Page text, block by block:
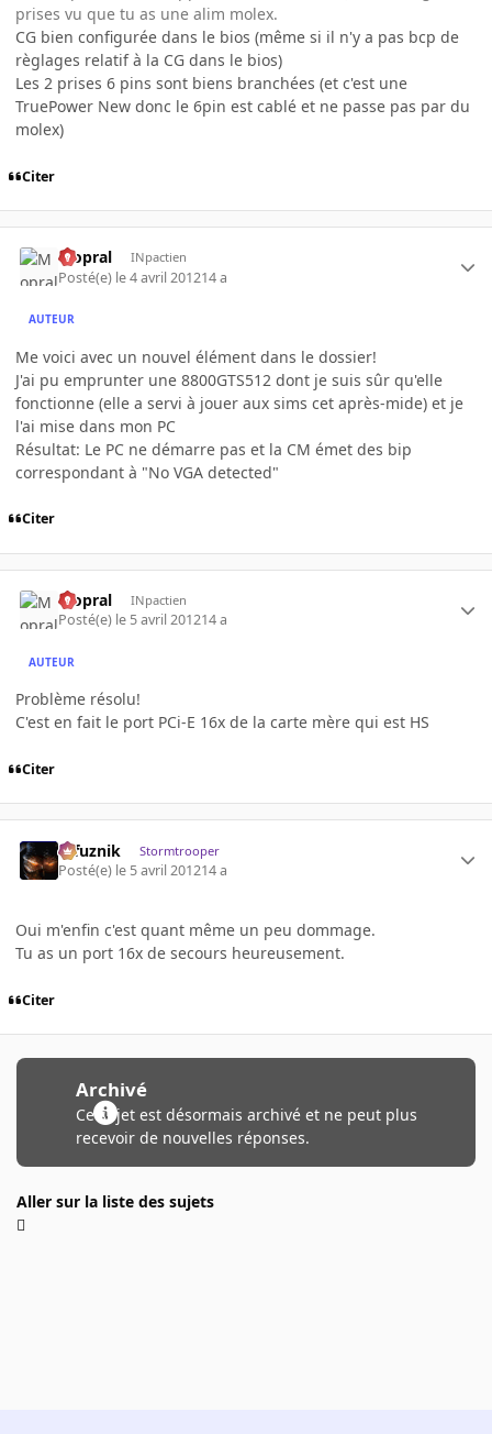
prises vu que tu as une alim molex.
CG bien configurée dans le bios (même si il n'y a pas bcp de
règlages relatif à la CG dans le bios)
Les 2 prises 6 pins sont biens branchées (et c'est une
TruePower New donc le 6pin est cablé et ne passe pas par du
molex)
Citer
Mopral INpactien
Posté(e) le 4 avril 201214 a
AUTEUR
Me voici avec un nouvel élément dans le dossier!
J'ai pu emprunter une 8800GTS512 dont je suis sûr qu'elle
fonctionne (elle a servi à jouer aux sims cet après-mide) et je
l'ai mise dans mon PC
Résultat: Le PC ne démarre pas et la CM émet des bip
correspondant à "No VGA detected"
Citer
Mopral INpactien
Posté(e) le 5 avril 201214 a
AUTEUR
Problème résolu!
C'est en fait le port PCi-E 16x de la carte mère qui est HS
Citer
refuznik Stormtrooper
Posté(e) le 5 avril 201214 a
Oui m'enfin c'est quant même un peu dommage.
Tu as un port 16x de secours heureusement.
Citer
Archivé
Ce sujet est désormais archivé et ne peut plus
recevoir de nouvelles réponses.
Aller sur la liste des sujets